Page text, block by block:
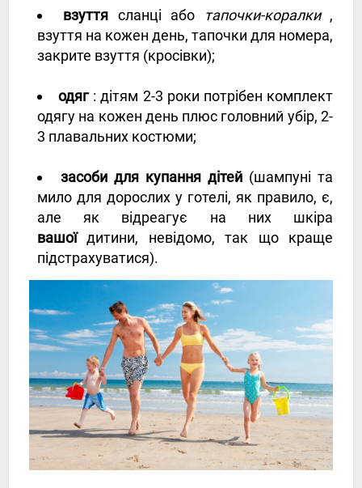
взуття сланці або тапочки-коралки,
взуття на кожен день, тапочки для номера,
закрите взуття (кросівки);
одяг: дітям 2-3 роки потрібен комплект
одягу на кожен день плюс головний убір, 2-
3 плавальних костюми;
засоби для купання дітей (шампуні та
мило для дорослих у готелі, як правило, є,
але як відреагує на них шкіра
вашоїдитини, невідомо, так що краще
підстрахуватися).